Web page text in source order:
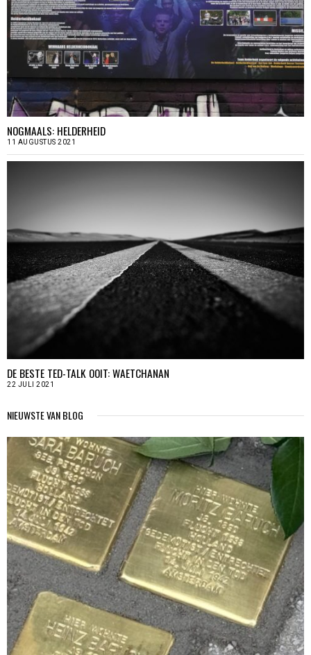
NOGMAALS: HELDERHEID
11 AUGUSTUS 2021
DE BESTE TED-TALK OOIT: WAETCHANAN
22 JULI 2021
NIEUWSTE VAN BLOG